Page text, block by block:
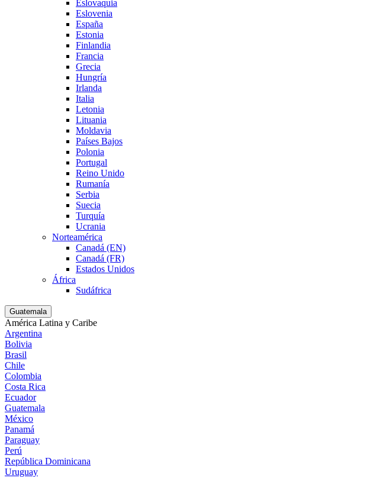
Eslovaquia
Eslovenia
España
Estonia
Finlandia
Francia
Grecia
Hungría
Irlanda
Italia
Letonia
Lituania
Moldavia
Países Bajos
Polonia
Portugal
Reino Unido
Rumanía
Serbia
Suecia
Turquía
Ucrania
Norteamérica
Canadá (EN)
Canadá (FR)
Estados Unidos
África
Sudáfrica
Guatemala
América Latina y Caribe
Argentina
Bolivia
Brasil
Chile
Colombia
Costa Rica
Ecuador
Guatemala
México
Panamá
Paraguay
Perú
República Dominicana
Uruguay